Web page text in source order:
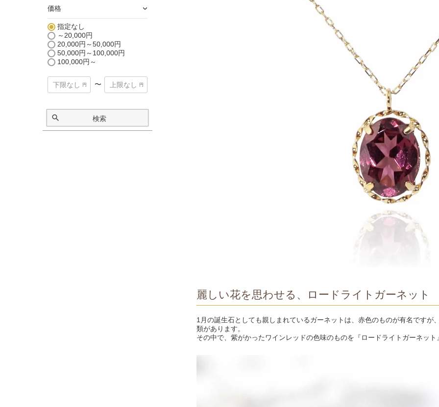
価格 ›
指定なし
～20,000円
20,000円～50,000円
50,000円～100,000円
100,000円～
〜
検索
麗しい花を思わせる、ロードライトガーネット
1月の誕生石としても親しまれているガーネットは、赤色のものが有名ですが
類があります。
その中で、紫がかったワインレッドの色味のものを『ロードライトガーネット